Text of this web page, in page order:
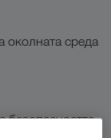
околната среда
безопасността